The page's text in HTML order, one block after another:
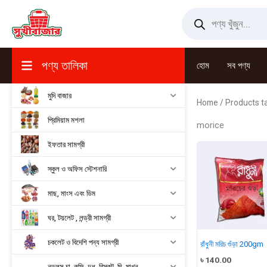
content
search
পণ্য তালিকা হোম সব পণ্য
মুদি বাজার
প্রিমিয়াম মশলা
ইফতার সামগ্রী
স্কুল ও অফিস স্টেশনারি
মাছ, মাংস এবং ডিম
ঘর, টয়লেট , লন্ড্রী সামগ্রী
চকলেট ও বিদেশি পন্য সামগ্রী
Home / Products
morice
রাঁধুনী মরিচ গুঁড়া 200gm
৳140.00